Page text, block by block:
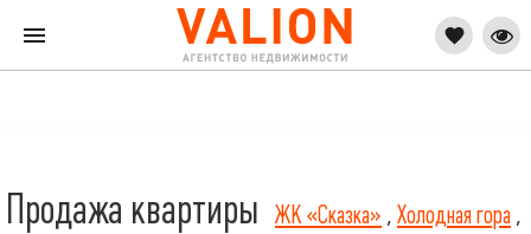
Продажа квартиры ЖК «Сказка» , Холодная гора ,